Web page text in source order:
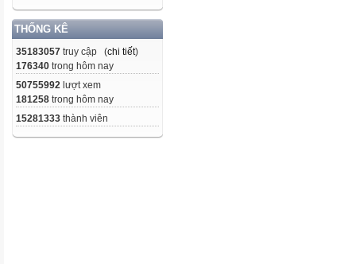
THỐNG KÊ
35183057 truy cập (chi tiết)
176340 trong hôm nay
50755992 lượt xem
181258 trong hôm nay
15281333 thành viên